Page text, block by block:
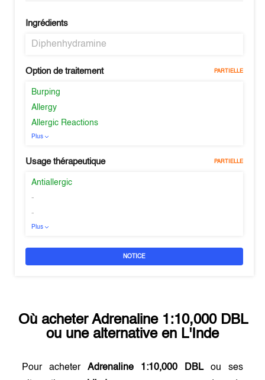
Ingrédients
Diphenhydramine
Option de traitement PARTIELLE
Burping
Allergy
Allergic Reactions
Plus
Usage thérapeutique PARTIELLE
Antiallergic
-
-
Plus
NOTICE
Où acheter Adrenaline 1:10,000 DBL
ou une alternative en L'Inde
Pour acheterAdrenaline 1:10,000 DBLou ses